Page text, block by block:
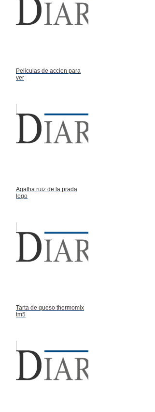
Peliculas de accion para
ver
Agatha ruiz de la prada
logo
Tarta de queso thermomix
tm5